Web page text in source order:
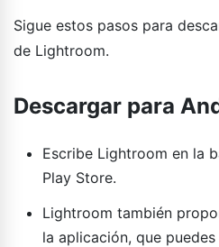
Sigue estos pasos para
de Lightroom.
Descargar para
Escribe Lightroom en la
Play Store.
Lightroom también
la aplicación, que